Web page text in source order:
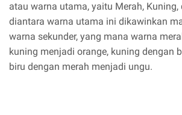
atau warna utama, yaitu Merah, Kuning,
diantara warna utama ini dikawinkan
warna sekunder, yang mana warna
kuning menjadi orange, kuning dengan
biru dengan merah menjadi ungu.